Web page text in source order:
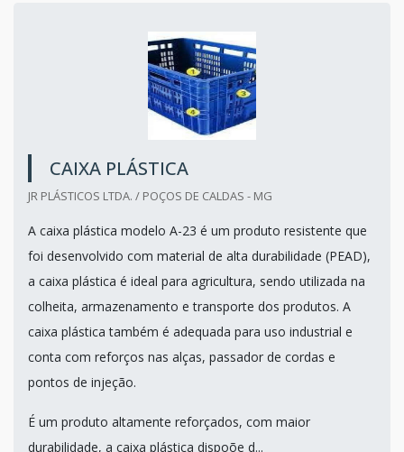
CAIXA PLÁSTICA
JR PLÁSTICOS LTDA. / POÇOS DE CALDAS - MG
A caixa plástica modelo A-23 é um produto resistente que
foi desenvolvido com material de alta durabilidade (PEAD),
a caixa plástica é ideal para agricultura, sendo utilizada na
colheita, armazenamento e transporte dos produtos. A
caixa plástica também é adequada para uso industrial e
conta com reforços nas alças, passador de cordas e
pontos de injeção.
É um produto altamente reforçados, com maior
durabilidade, a caixa plástica dispoõe d...